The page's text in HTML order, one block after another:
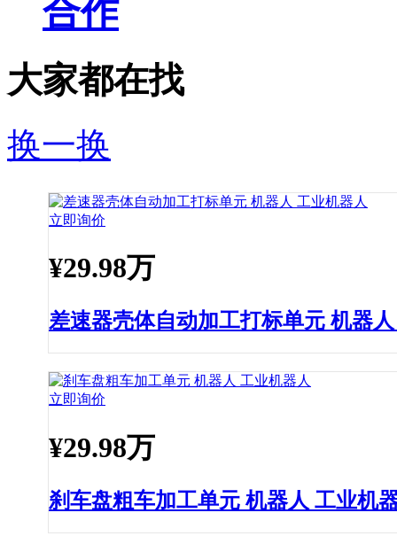
合作
大家都在找
换一换
立即询价
¥29.98万
差速器壳体自动加工打标单元 机器
立即询价
¥29.98万
刹车盘粗车加工单元 机器人 工业机